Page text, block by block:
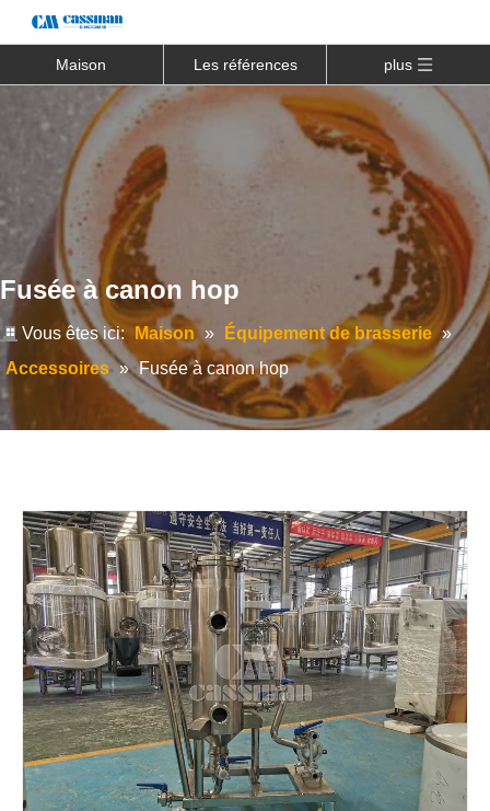
Maison Les références plus
Fusée à canon hop
Vous êtes ici: Maison » Équipement de brasserie »
Accessoires » Fusée à canon hop